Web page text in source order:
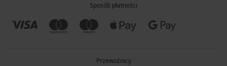
Sposób płatności
Przewoźnicy